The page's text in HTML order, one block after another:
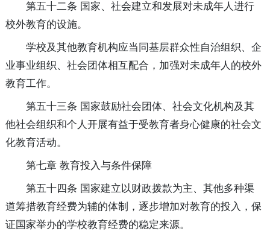
第五十二条 国家、社会建立和发展对未成年人进行
校外教育的设施。
学校及其他教育机构应当同基层群众性自治组织、企
业事业组织、社会团体相互配合，加强对未成年人的校外
教育工作。
第五十三条 国家鼓励社会团体、社会文化机构及其
他社会组织和个人开展有益于受教育者身心健康的社会文
化教育活动。
第七章 教育投入与条件保障
第五十四条 国家建立以财政拨款为主、其他多种渠
道筹措教育经费为辅的体制，逐步增加对教育的投入，保
证国家举办的学校教育经费的稳定来源。